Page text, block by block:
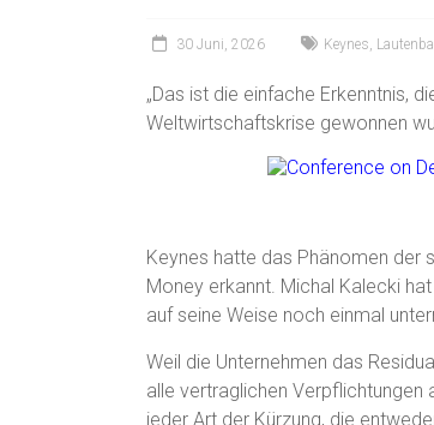
30 Juni, 2026 Keynes
„Das ist die einfache Erkenntnis,
Weltwirtschaftskrise gewonnen
Keynes hatte das Phänomen der
Money erkannt. Michal Kalecki
auf seine Weise noch einmal
Weil die Unternehmen das
alle vertraglichen
jeder Art der Kürzung, die